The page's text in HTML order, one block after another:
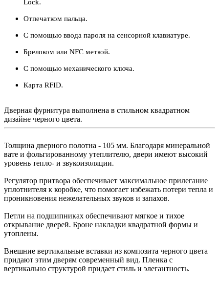
Lock.
Отпечатком пальца.
С помощью ввода пароля на сенсорной клавиатуре.
Брелоком или NFC меткой.
С помощью механического ключа.
Карта RFID.
Дверная фурнитура выполнена в стильном квадратном
дизайне черного цвета.
Толщина дверного полотна - 105 мм. Благодаря минеральной
вате и фольгированному утеплителю, двери имеют высокий
уровень тепло- и звукоизоляции.
Регулятор притвора обеспечивает максимальное прилегание
уплотнителя к коробке, что помогает избежать потери тепла и
проникновения нежелательных звуков и запахов.
Петли на подшипниках обеспечивают мягкое и тихое
открывание дверей. Броне накладки квадратной формы и
утоплены.
Внешние вертикальные вставки из композита черного цвета
придают этим дверям современный вид. Пленка с
вертикально структурой придает стиль и элегантность.